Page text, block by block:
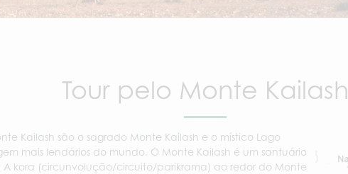
Tour pelo Monte Kailash
Kailash são o sagrado Monte Kailash e o místico Lago
mais lendários do mundo. O Monte Kailash é um santuário
A kora (circunvolução/circuito/parikrama) ao redor do Monte